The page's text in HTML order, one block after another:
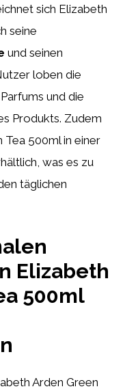
sich Elizabeth
seine
und seinen
loben die
und die
Produkts. Zudem
Tea 500ml in einer
was es zu
täglichen
Elizabeth
500ml
Arden Green